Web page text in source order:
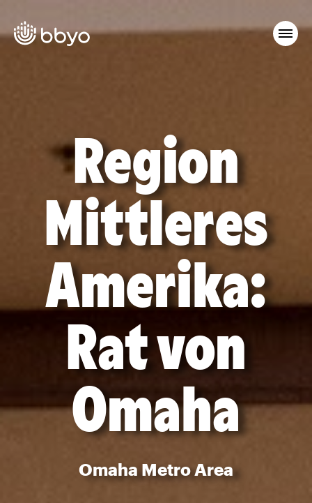
Region
Mittleres
Amerika:
Rat von
Omaha
Omaha Metro Area